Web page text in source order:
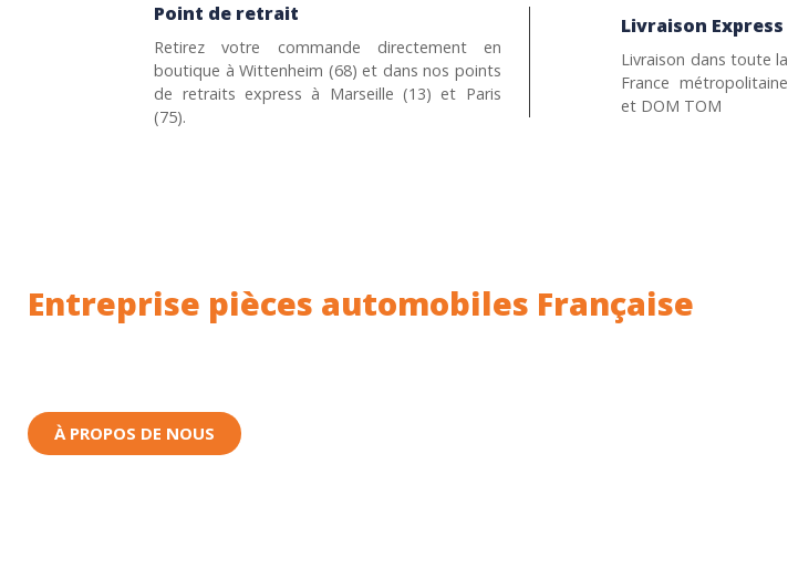
Point de retrait
Retirez votre commande directement en
boutique à Wittenheim (68) et dans nos points
de retraits express à Marseille (13) et Paris
(75).
Livraison Express
Livraison dans toute la
France métropolitaine
et DOM TOM
Entreprise pièces automobiles Française
À PROPOS DE NOUS